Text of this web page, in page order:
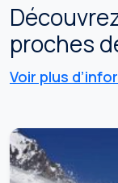
proches
Voir plus